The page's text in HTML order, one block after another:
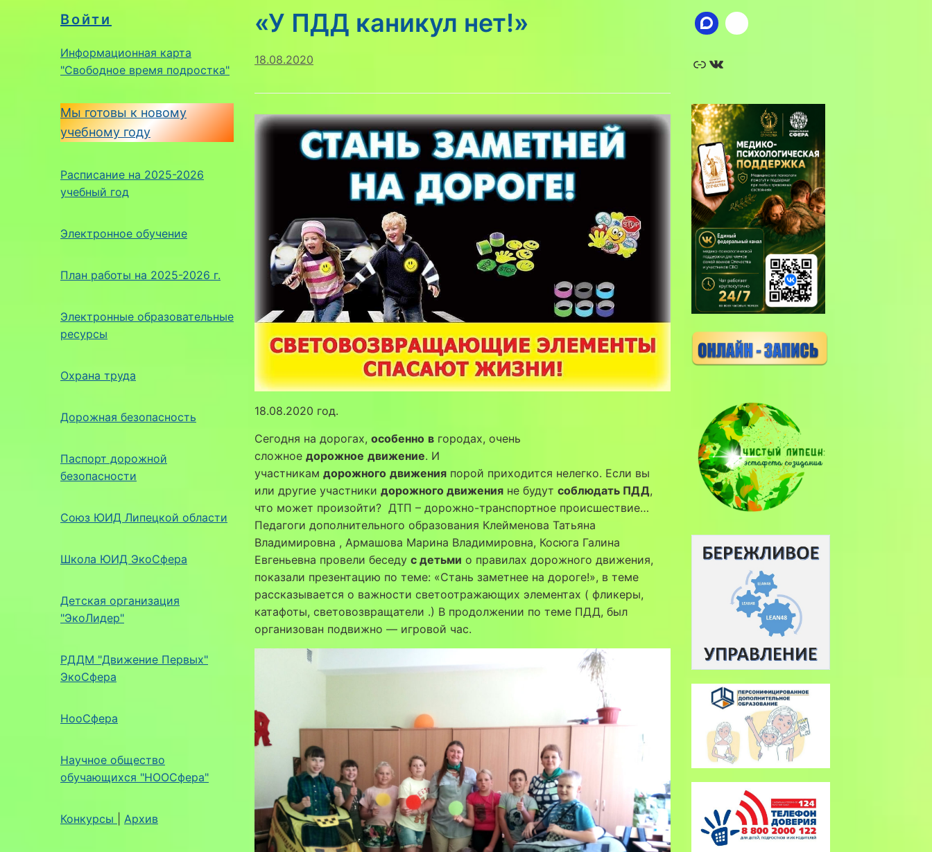
Войти
Информационная карта
"Свободное время подростка"
Мы готовы к новому
учебному году
Расписание на 2025-2026
учебный год
Электронное обучение
План работы на 2025-2026 г.
Электронные образовательные
ресурсы
Охрана труда
Дорожная безопасность
Паспорт дорожной
безопасности
Союз ЮИД Липецкой области
Школа ЮИД ЭкоСфера
Детская организация
"ЭкоЛидер"
РДДМ "Движение Первых"
ЭкоСфера
НооСфера
Научное общество
обучающихся "НООСфера"
Конкурсы Архив
«У ПДД каникул нет!»
18.08.2020
18.08.2020 год.
Сегодня на дорогах, особенно в городах, очень
сложное дорожное движение. И
участникам дорожного движения порой приходится нелегко. Если вы
или другие участники дорожного движения не будут соблюдать ПДД,
что может произойти? ДТП – дорожно-транспортное происшествие…
Педагоги дополнительного образования Клейменова Татьяна
Владимировна , Армашова Марина Владимировна, Косюга Галина
Евгеньевна провели беседу с детьми о правилах дорожного движения,
показали презентацию по теме: «Стань заметнее на дороге!», в теме
рассказывается о важности светоотражающих элементах ( фликеры,
катафоты, световозвращатели .) В продолжении по теме ПДД, был
организован подвижно — игровой час.
Ссылка